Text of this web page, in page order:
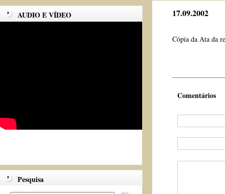
AUDIO E VÍDEO
Pesquisa
17.09.2002
Cópia da Ata da
Comentários